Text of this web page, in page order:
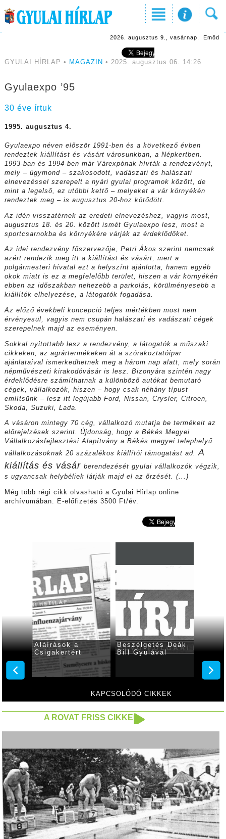
2026. augusztus 9., vasárnap, Emőd
GYULAI HÍRLAP • MAGAZIN • 2025. augusztus 06. 14:26
Gyulaexpo ’95
30 éve írtuk
1995. augusztus 4.
Gyulaexpo néven először 1991-ben és a következő évben
rendeztek kiállítást és vásárt városunkban, a Népkertben.
1993-ban és 1994-ben már Várexpónak hívták a rendezvényt,
mely – úgymond – szakosodott, vadászati és halászati
elnevezéssel szerepelt a nyári gyulai programok között, de
mint a legelső, ez utóbbi kettő – melyeket a vár környékén
rendeztek meg – is augusztus 20-hoz kötődött.
Az idén visszatérnek az eredeti elnevezéshez, vagyis most,
augusztus 18. és 20. között ismét Gyulaexpo lesz, most a
sportcsarnokba és környékére várják az érdeklődőket.
Az idei rendezvény főszervezője, Petri Ákos szerint nemcsak
azért rendezik meg itt a kiállítást és vásárt, mert a
polgármesteri hivatal ezt a helyszínt ajánlotta, hanem egyéb
okok miatt is ez a megfelelőbb terület, hiszen a vár környékén
ebben az időszakban nehezebb a parkolás, körülményesebb a
kiállítók elhelyezése, a látogatók fogadása.
Az előző évekbeli koncepció teljes mértékben most nem
érvényesül, vagyis nem csupán halászati és vadászati cégek
szerepelnek majd az eseményen.
Sokkal nyitottabb lesz a rendezvény, a látogatók a műszaki
cikkeken, az agrártermékeken át a szórakoztatóipar
ajánlataival ismerkedhetnek meg a három nap alatt, mely során
népművészeti kirakodóvásár is lesz. Bizonyára szintén nagy
érdeklődésre számíthatnak a különböző autókat bemutató
cégek, vállalkozók, hiszen – hogy csak néhány típust
említsünk – lesz itt legújabb Ford, Nissan, Crysler, Citroen,
Skoda, Suzuki, Lada.
A vásáron mintegy 70 cég, vállalkozó mutatja be termékeit az
előrejelzések szerint. Újdonság, hogy a Békés Megyei
VállalkozásfejlesztésiAlapítvány a Békés megyei telephelyű
vállalkozásoknak 20 százalékos kiállítói támogatást ad.A
kiállítás és vásár berendezését gyulai vállalkozók végzik,
s ugyancsak helybéliek látják majd el az őrzését. (...)
Még több régi cikk olvasható a Gyulai Hírlap online
archívumában. E-előfizetés 3500 Ft/év.
KAPCSOLÓDÓ CIKKEK
Aláírások a
Csigakertért
Beszélgetés Deák
Bill Gyulával
A ROVAT FRISS CIKKEI